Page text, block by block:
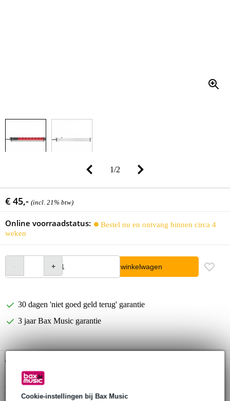
Cookie-instellingen bij Bax Music
1/2
€ 45,- (incl. 21% btw)
Online voorraadstatus:
Bestel nu en ontvang binnen circa 4
weken
In winkelwagen
30 dagen 'niet goed geld terug' garantie
3 jaar Bax Music garantie
Productinformatie